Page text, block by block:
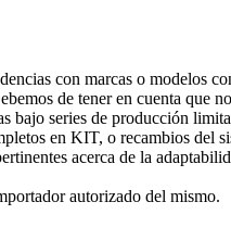
con marcas o modelos
de tener en cuenta que
bajo series de producción
en KIT, o recambios del
acerca de la
autorizado del mismo.